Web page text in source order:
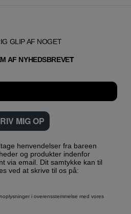
GLIP AF NOGET
AF NYHEDSBREVET
MIG OP
henvendelser fra bareen
og produkter indenfor
samtykke kan til
ved at skrive til os på:
i overensstemmelse med vores